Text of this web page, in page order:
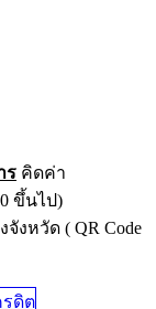
ร คิดค่า
ขึ้นไป)
งหวัด ( QR Code